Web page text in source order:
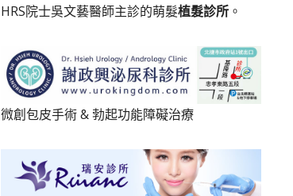
HRS院士吳文藝醫師主診的萌髮植髮診所。
微創包皮手術&勃起功能障礙治療